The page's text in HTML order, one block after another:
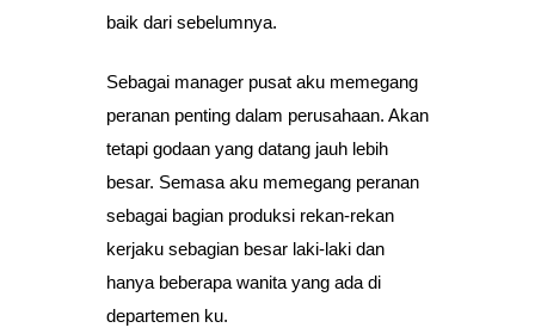
baik dari sebelumnya.
Sebagai manager pusat aku memegang
peranan penting dalam perusahaan. Akan
tetapi godaan yang datang jauh lebih
besar. Semasa aku memegang peranan
sebagai bagian produksi rekan-rekan
kerjaku sebagian besar laki-laki dan
hanya beberapa wanita yang ada di
departemen ku.